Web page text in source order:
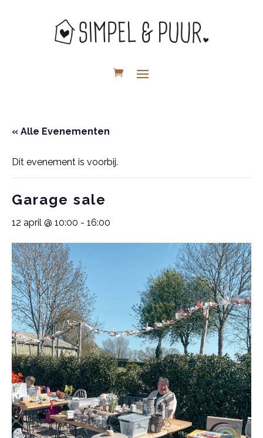
« Alle Evenementen
Dit evenement is voorbij.
Garage sale
12 april @ 10:00 - 16:00